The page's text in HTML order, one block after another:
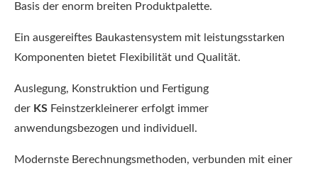
Basis der enorm breiten Produktpalette.
Ein ausgereiftes Baukastensystem mit leistungsstarken
Komponenten bietet Flexibilität und Qualität.
Auslegung, Konstruktion und Fertigung
der KS Feinstzerkleinerer erfolgt immer
anwendungsbezogen und individuell.
Modernste Berechnungsmethoden, verbunden mit einer